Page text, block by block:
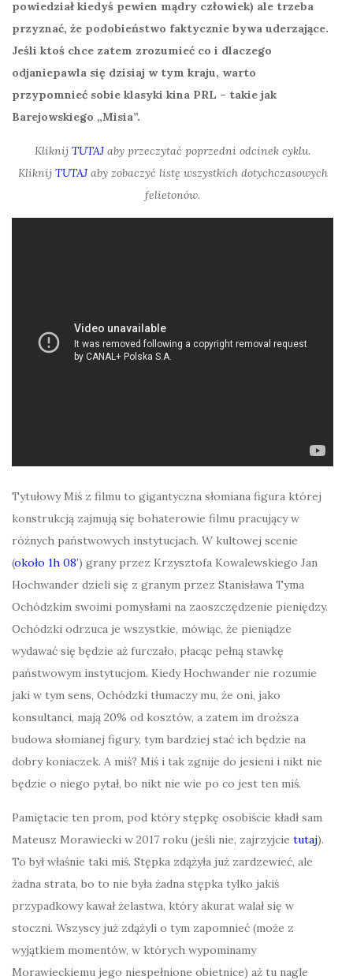
powiedział kiedyś pewien mądry człowiek) ale trzeba
przyznać, że podobieństwo faktycznie bywa uderzające.
Jeśli ktoś chce zatem zrozumieć co i dlaczego
odjaniepawla się dzisiaj w tym kraju, warto
przypomnieć sobie klasyki kina PRL – takie jak
Barejowskiego „Misia”.
Kliknij TUTAJ aby przeczytać poprzedni odcinek cyklu.
Kliknij TUTAJaby zobaczyć listę wszystkich dotychczasowych
felietonów.
Tytułowy Miś z filmu to gigantyczna słomiana figura której
konstrukcją zajmują się bohaterowie filmu pracujący w
różnych państwowych instytucjach. W kultowej scenie
(około 1h 08’) grany przez Krzysztofa Kowalewskiego Jan
Hochwander dzieli się z granym przez Stanisława Tyma
Ochódzkim swoimi pomysłami na zaoszczędzenie pieniędzy.
Ochódzki odrzuca je wszystkie, mówiąc, że pieniądze
wydawać się będzie aż furczało, płacąc pełną stawkę
państwowym instytucjom. Kiedy Hochwander nie rozumie
jaki w tym sens, Ochódzki tłumaczy mu, że oni, jako
konsultanci, mają 20% od kosztów, a zatem im droższa
budowa słomianej figury, tym bardziej stać ich będzie na
dobry koniaczek. A miś? Miś i tak zgnije do jesieni i nikt nie
będzie o niego pytał, bo nikt nie wie po co jest ten miś.
Pamiętacie ten prom, pod który stępkę osobiście kładł sam
Mateusz Morawiecki w 2017 roku (jeśli nie, zajrzyjcie tutaj).
To był właśnie taki miś. Stępka zdążyła już zardzewieć, ale
żadna strata, bo to nie była żadna stępka tylko jakiś
przypadkowy kawał żelastwa, który akurat walał się w
stoczni. Wszyscy już zdążyli o tym zapomnieć (może z
wyjątkiem momentów, w których wypominamy
Morawieckiemu jego niespełnione obietnice) aż tu nagle